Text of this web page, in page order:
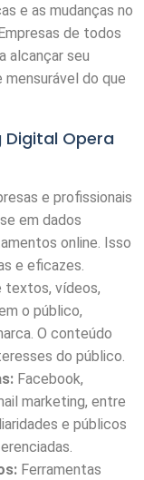
e as mudanças no
de todos
alcançar seu
do que
Opera
e profissionais
em dados
online. Isso
e eficazes.
textos, vídeos,
o público,
O conteúdo
do público.
Facebook,
marketing, entre
e públicos
Ferramentas